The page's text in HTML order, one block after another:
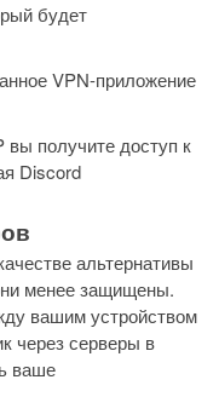
будет
VPN-приложение
получите доступ к
Discord
альтернативы
менее защищены.
вашим устройством
через серверы в
ваше